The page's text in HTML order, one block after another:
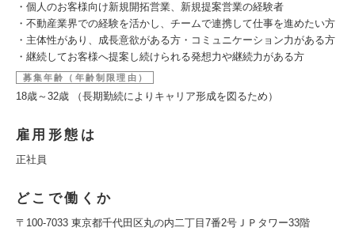
・個人のお客様向け新規開拓営業、新規提案営業の経験者
・不動産業界での経験を活かし、チームで連携して仕事を進めたい方
・主体性があり、成長意欲がある方・コミュニケーション力がある方
・継続してお客様へ提案し続けられる発想力や継続力がある方
募集年齢（年齢制限理由）
18歳～32歳 （長期勤続によりキャリア形成を図るため）
雇用形態は
正社員
どこで働くか
〒100-7033 東京都千代田区丸の内二丁目7番2号ＪＰタワー33階